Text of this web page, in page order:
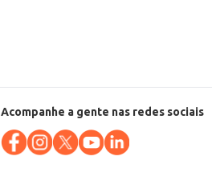
Acompanhe a gente nas redes sociais